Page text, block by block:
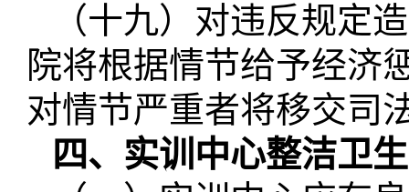
（十九）对违反规定
院将根据情节给予经济
对情节严重者将移交司
四、实训中心整洁卫